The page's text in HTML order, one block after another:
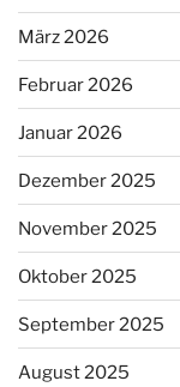
März 2026
Februar 2026
Januar 2026
Dezember 2025
November 2025
Oktober 2025
September 2025
August 2025